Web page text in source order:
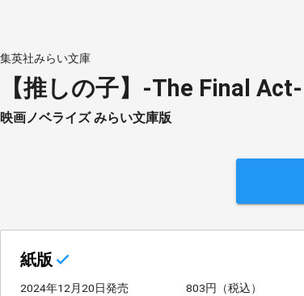
集英社みらい文庫
【推しの子】-The Final Act-
映画ノベライズ みらい文庫版
紙版
2024年12月20日発売
803円（税込）